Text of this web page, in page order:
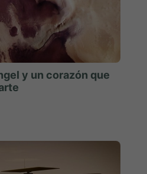
y un corazón que